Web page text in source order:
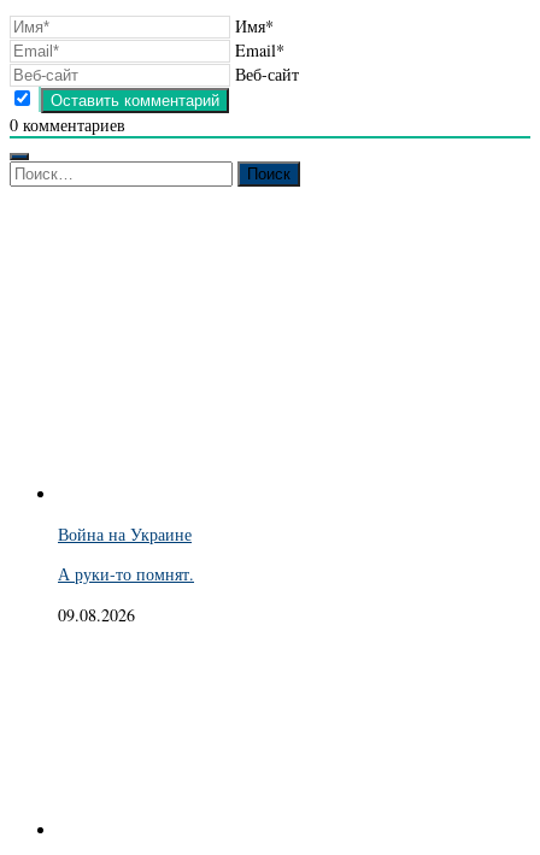
Имя*
Email*
Веб-сайт
0 комментариев
Найти:
Война на Украине
А руки-то помнят.
09.08.2026